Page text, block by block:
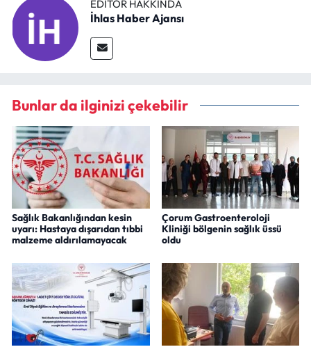
EDITÖR HAKKINDA
İhlas Haber Ajansı
Bunlar da ilginizi çekebilir
Sağlık Bakanlığından kesin
uyarı: Hastaya dışarıdan tıbbi
malzeme aldırılamayacak
Çorum Gastroenteroloji
Kliniği bölgenin sağlık üssü
oldu